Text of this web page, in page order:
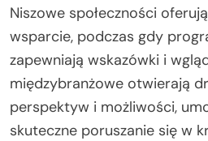
Niszowe społeczności
wsparcie, podczas gdy
zapewniają wskazówki i
międzybranżowe otwierają
perspektyw i możliwości,
skuteczne poruszanie się w